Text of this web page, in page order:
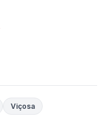
Viçosa